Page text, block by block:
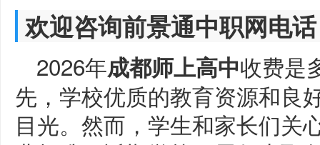
欢迎咨询前景通中职网电
2026年成都师上高中收费是
先，学校优质的教育资源和良
目光。然而，学生和家长们关